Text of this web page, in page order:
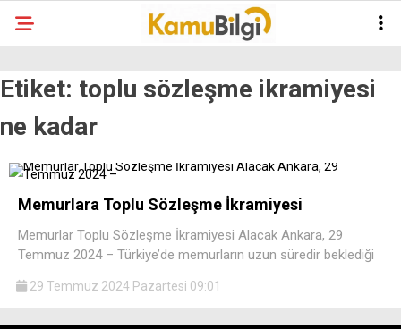
Etiket: toplu sözleşme ikramiyesi
ne kadar
Memurlara Toplu Sözleşme İkramiyesi
Memurlar Toplu Sözleşme İkramiyesi Alacak Ankara, 29
Temmuz 2024 – Türkiye’de memurların uzun süredir beklediği
29 Temmuz 2024 Pazartesi 09:01